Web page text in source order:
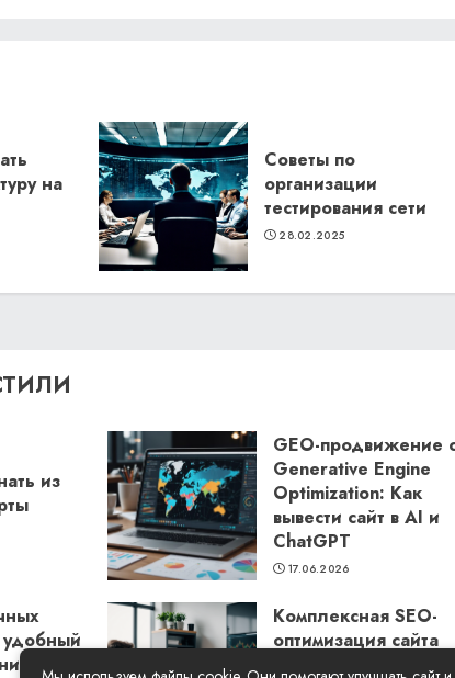
на
Советы по
организации
тестирования сети
28.02.2025
из
GEO-продвижение
Generative Engine
Optimization: Как
вывести сайт в AI и
ChatGPT
17.06.2026
удобный
Комплексная SEO-
оптимизация сайта
Seora: как повысить